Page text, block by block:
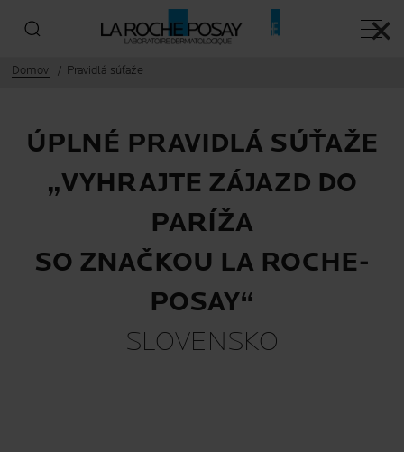
Domov Pravidlá súťaže
ÚPLNÉ PRAVIDLÁ SÚŤAŽE
„VYHRAJTE ZÁJAZD DO
PARÍŽA
SO ZNAČKOU LA ROCHE-
POSAY“
SLOVENSKO
✕